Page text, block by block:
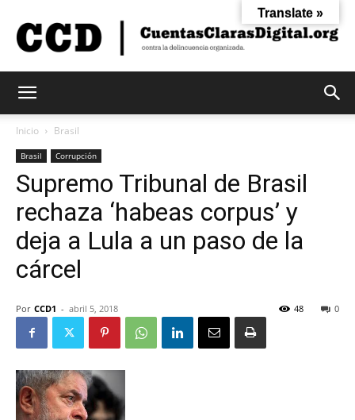
Claras
Digital
Inicio Brasil
Brasil Corrupción
Supremo Tribunal de Brasil
rechaza ‘habeas corpus’ y
deja a Lula a un paso de la
cárcel
Por CCD1 - abril 5, 2018 0
48
Translate »